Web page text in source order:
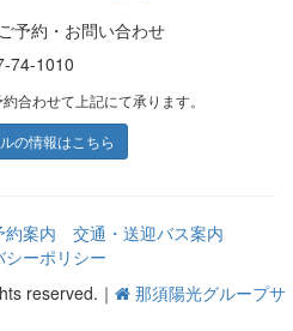
予約・お問い合わせ
74-1010
合わせて上記にて承ります。
の情報はこちら
約案内
交通・送迎バス案内
シーポリシー
reserved.｜
那須陽光グループサ